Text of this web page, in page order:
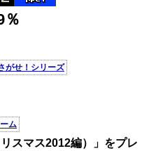
％
がせ！シリーズ
ム
スマス2012編）」をプレ